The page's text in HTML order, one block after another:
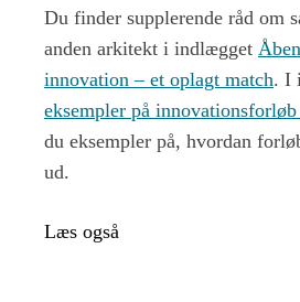
Du finder supplerende råd om
anden arkitekt i indlægget
innovation – et oplagt match. I
eksempler på
du eksempler på, hvordan
ud.
Læs også